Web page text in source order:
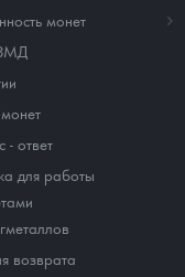
монет
- ответ
для работы
возврата